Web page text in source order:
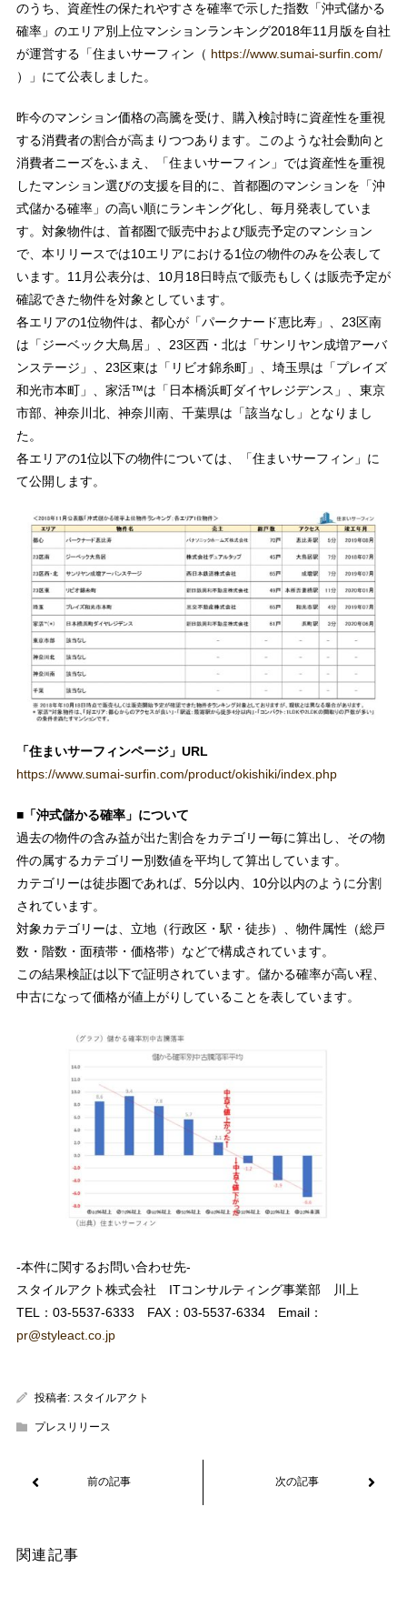
のうち、資産性の保たれやすさを確率で示した指数「沖式儲かる
確率」のエリア別上位マンションランキング2018年11月版を自社
が運営する「住まいサーフィン（ https://www.sumai-surfin.com/
）」にて公表しました。
昨今のマンション価格の高騰を受け、購入検討時に資産性を重視
する消費者の割合が高まりつつあります。このような社会動向と
消費者ニーズをふまえ、「住まいサーフィン」では資産性を重視
したマンション選びの支援を目的に、首都圏のマンションを「沖
式儲かる確率」の高い順にランキング化し、毎月発表していま
す。対象物件は、首都圏で販売中および販売予定のマンション
で、本リリースでは10エリアにおける1位の物件のみを公表して
います。11月公表分は、10月18日時点で販売もしくは販売予定が
確認できた物件を対象としています。
各エリアの1位物件は、都心が「パークナード恵比寿」、23区南
は「ジーベック大鳥居」、23区西・北は「サンリヤン成増アーバ
ンステージ」、23区東は「リビオ錦糸町」、埼玉県は「プレイズ
和光市本町」、家活™は「日本橋浜町ダイヤレジデンス」、東京
市部、神奈川北、神奈川南、千葉県は「該当なし」となりまし
た。
各エリアの1位以下の物件については、「住まいサーフィン」に
て公開します。
「住まいサーフィンページ」 URL
https://www.sumai-surfin.com/product/okishiki/index.php
■「沖式儲かる確率」について
過去の物件の含み益が出た割合をカテゴリー毎に算出し、その物
件の属するカテゴリー別数値を平均して算出しています。
カテゴリーは徒歩圏であれば、5分以内、10分以内のように分割
されています。
対象カテゴリーは、立地（行政区・駅・徒歩）、物件属性（総戸
数・階数・面積帯・価格帯）などで構成されています。
この結果検証は以下で証明されています。儲かる確率が高い程、
中古になって価格が値上がりしていることを表しています。
-本件に関するお問い合わせ先-
スタイルアクト株式会社 ITコンサルティング事業部 川上
TEL：03-5537-6333 FAX：03-5537-6334 Email：
pr@styleact.co.jp
投稿者: スタイルアクト
プレスリリース
関連記事